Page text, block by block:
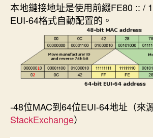
本地鏈接地址是使用前綴FE80 :: /
EUI-64格式自動配置的。
-48位MAC到64位EUI-64地址（來
StackExchange）